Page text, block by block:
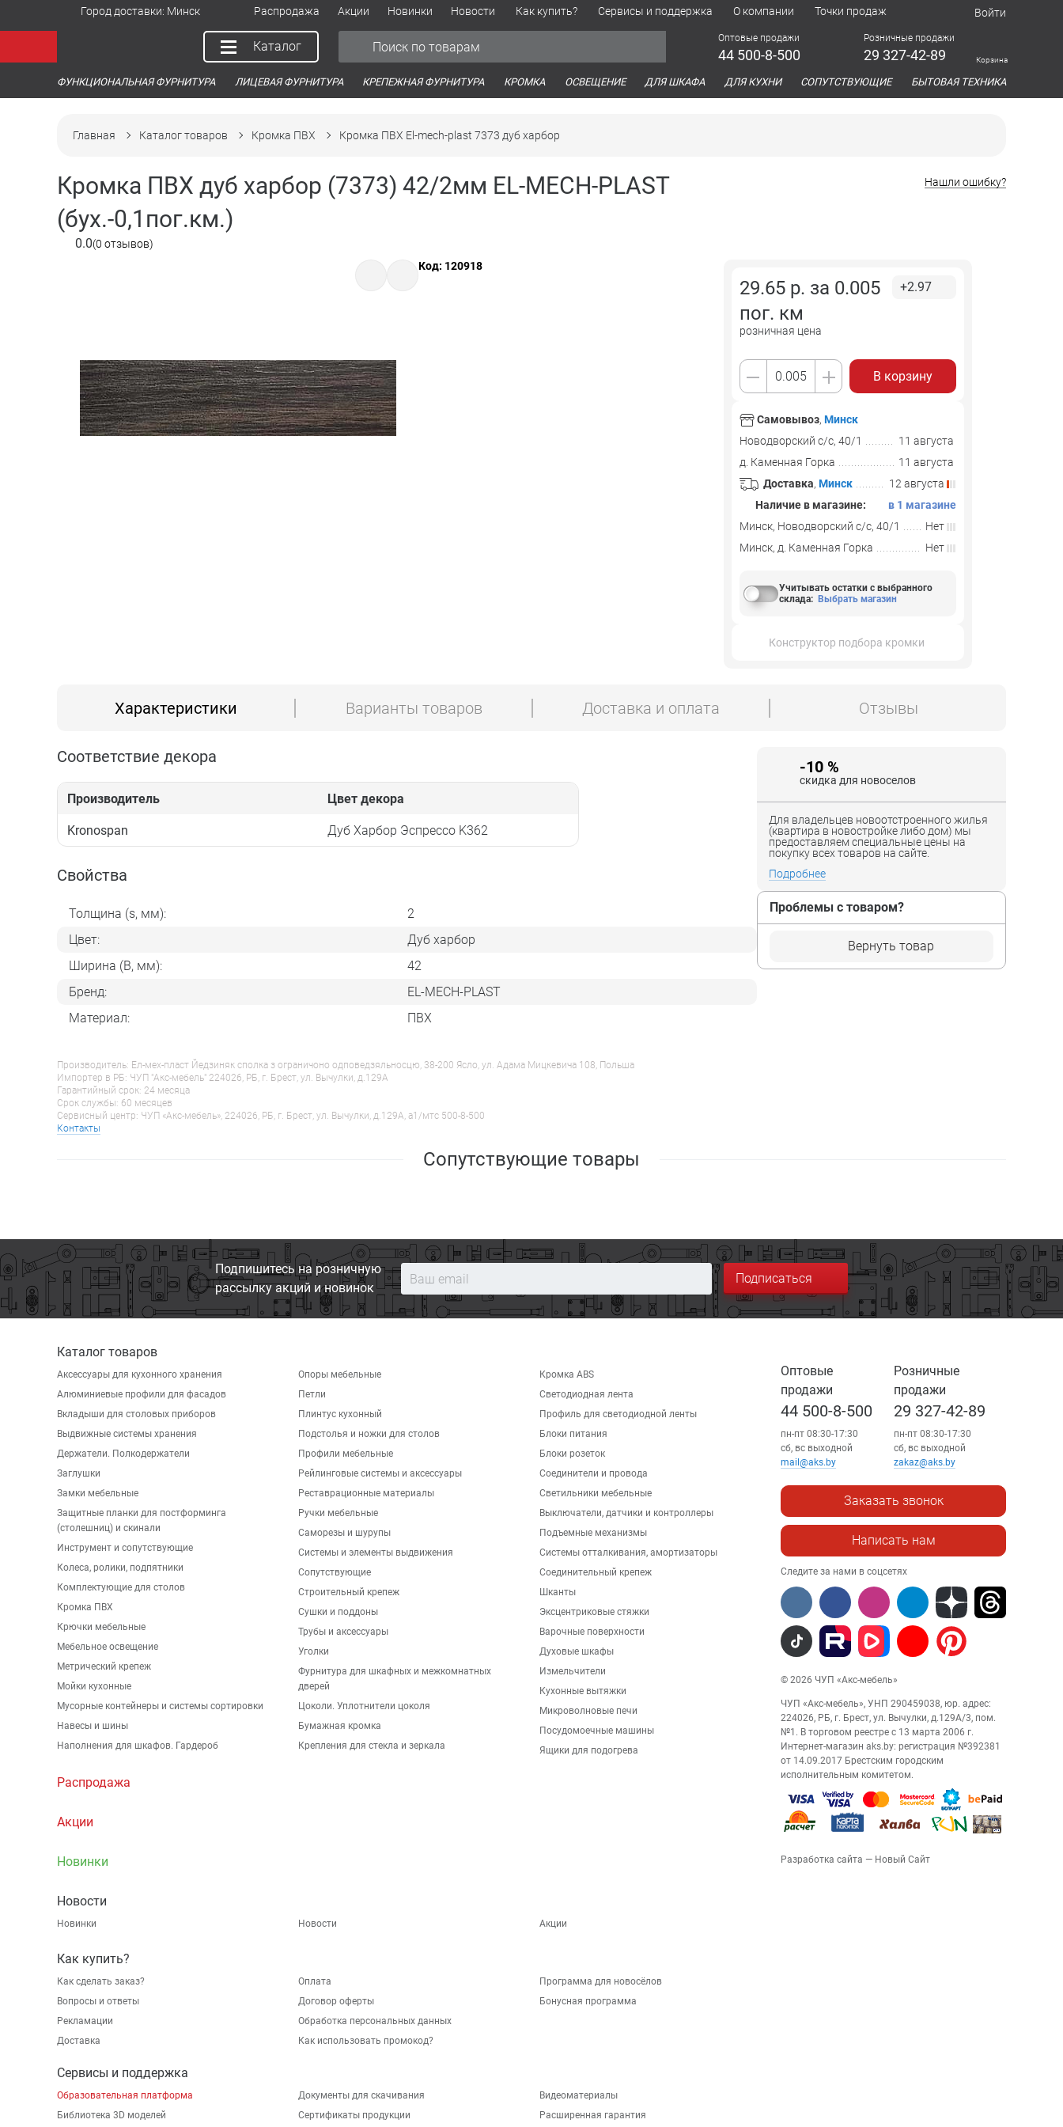
Город доставки: Минск Распродажа Акции Новинки Новости Как купить? Сервисы и поддержка О компании Точки продаж Войти
Каталог
Оптовые продажи
44 500-8-500
Розничные продажи
29 327-42-89 Корзина
ФУНКЦИОНАЛЬНАЯ ФУРНИТУРА ЛИЦЕВАЯ ФУРНИТУРА КРЕПЕЖНАЯ ФУРНИТУРА КРОМКА ОСВЕЩЕНИЕ ДЛЯ ШКАФА ДЛЯ КУХНИ СОПУТСТВУЮЩИЕ БЫТОВАЯ ТЕХНИКА
Главная Каталог товаров Кромка ПВХ Кромка ПВХ El-mech-plast 7373 дуб харбор
Кромка ПВХ дуб харбор (7373) 42/2мм EL-MECH-PLAST
(бух.-0,1пог.км.)
0.0(0 отзывов)
Нашли ошибку?
Код: 120918
29.65 р. за 0.005
пог. км
розничная цена
+2.97
В корзину
Самовывоз, Минск
Новодворский с/с, 40/1
11 августа
д. Каменная Горка
11 августа
Доставка, Минск
12 августа
Наличие в магазине:
в 1 магазине
Минск, Новодворский с/с, 40/1
Нет
Минск, д. Каменная Горка
Нет
Учитывать остатки с выбранного
склада: Выбрать магазин
Конструктор подбора кромки
Характеристики Варианты товаров Доставка и оплата Отзывы
Соответствие декора
Производитель Цвет декора
Kronospan Дуб Харбор Эспрессо K362
Свойства
Толщина (s, мм):
2
Цвет:
Дуб харбор
Ширина (B, мм):
42
Бренд:
EL-MECH-PLAST
Материал:
ПВХ
Производитель: Ел-мех-пласт Йедзиняк сполка з ограничоно одповедзяльносцю, 38-200 Ясло, ул. Адама Мицкевича 108, Польша
Импортер в РБ: ЧУП "Акс-мебель" 224026, РБ, г. Брест, ул. Вычулки, д.129А
Гарантийный срок: 24 месяца
Срок службы: 60 месяцев
Сервисный центр: ЧУП «Акс-мебель», 224026, РБ, г. Брест, ул. Вычулки, д.129А, a1/мтс 500-8-500
Контакты
-10 %
скидка для новоселов
Для владельцев новоотстроенного жилья
(квартира в новостройке либо дом) мы
предоставляем специальные цены на
покупку всех товаров на сайте.
Подробнее
Проблемы с товаром?
Вернуть товар
Сопутствующие товары
Подпишитесь на розничную
рассылку акций и новинок
Подписаться
Каталог товаров
Аксессуары для кухонного хранения
Алюминиевые профили для фасадов
Вкладыши для столовых приборов
Выдвижные системы хранения
Держатели. Полкодержатели
Заглушки
Замки мебельные
Защитные планки для постформинга
(столешниц) и скинали
Инструмент и сопутствующие
Колеса, ролики, подпятники
Комплектующие для столов
Кромка ПВХ
Крючки мебельные
Мебельное освещение
Метрический крепеж
Мойки кухонные
Мусорные контейнеры и системы сортировки
Навесы и шины
Наполнения для шкафов. Гардероб
Опоры мебельные
Петли
Плинтус кухонный
Подстолья и ножки для столов
Профили мебельные
Рейлинговые системы и аксессуары
Реставрационные материалы
Ручки мебельные
Саморезы и шурупы
Системы и элементы выдвижения
Сопутствующие
Строительный крепеж
Сушки и поддоны
Трубы и аксессуары
Уголки
Фурнитура для шкафных и межкомнатных
дверей
Цоколи. Уплотнители цоколя
Бумажная кромка
Крепления для стекла и зеркала
Кромка ABS
Светодиодная лента
Профиль для светодиодной ленты
Блоки питания
Блоки розеток
Соединители и провода
Светильники мебельные
Выключатели, датчики и контроллеры
Подъемные механизмы
Системы отталкивания, амортизаторы
Соединительный крепеж
Шканты
Эксцентриковые стяжки
Варочные поверхности
Духовые шкафы
Измельчители
Кухонные вытяжки
Микроволновые печи
Посудомоечные машины
Ящики для подогрева
Распродажа
Акции
Новинки
Новости
Новинки Новости Акции
Как купить?
Как сделать заказ?
Вопросы и ответы
Рекламации
Доставка
Оплата
Договор оферты
Обработка персональных данных
Как использовать промокод?
Программа для новосёлов
Бонусная программа
Сервисы и поддержка
Образовательная платформа
Библиотека 3D моделей
Документы для скачивания
Сертификаты продукции
Видеоматериалы
Расширенная гарантия
Оптовые
продажи
44 500-8-500
пн-пт 08:30-17:30
сб, вс выходной
mail@aks.by
Розничные
продажи
29 327-42-89
пн-пт 08:30-17:30
сб, вс выходной
zakaz@aks.by
Заказать звонок
Написать нам
Следите за нами в соцсетях
© 2026 ЧУП «Акс-мебель»
ЧУП «Акс-мебель», УНП 290459038, юр. адрес:
224026, РБ, г. Брест, ул. Вычулки, д.129А/3, пом.
№1. В торговом реестре с 13 марта 2006 г.
Интернет-магазин aks.by: регистрация №392381
от 14.09.2017 Брестским городским
исполнительным комитетом.
Разработка сайта — Новый Сайт